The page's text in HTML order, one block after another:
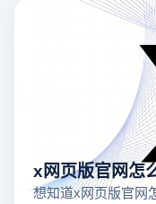
x网页版官网怎
想知道x网页版官网